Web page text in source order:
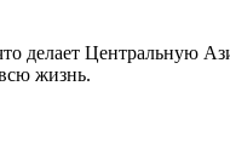
делает Центральную
жизнь.